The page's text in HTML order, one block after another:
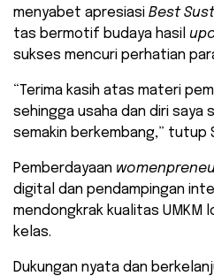
menyabet apresiasi Best
tas bermotif budaya hasil
sukses mencuri perhatian
“Terima kasih atas materi
sehingga usaha dan diri saya
semakin berkembang,” tutup
​Pemberdayaan
digital dan pendampingan
mendongkrak kualitas UMKM
kelas.
Dukungan nyata dan